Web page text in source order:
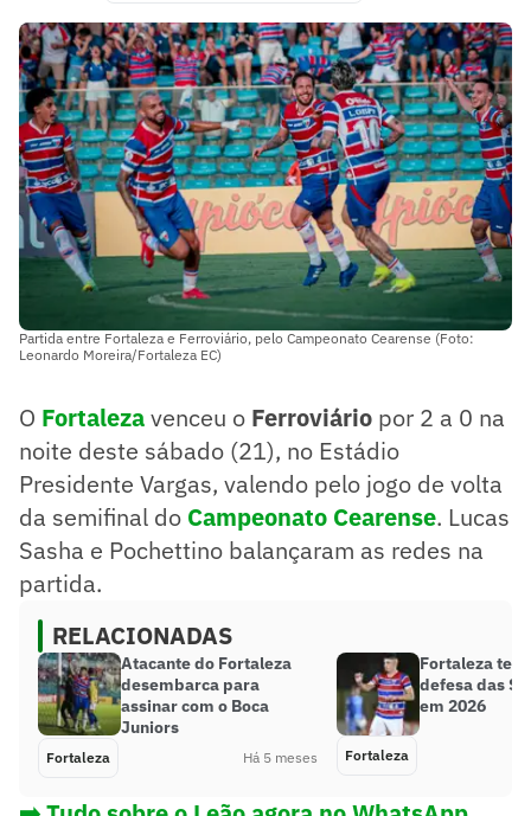
Partida entre Fortaleza e Ferroviário, pelo Campeonato Cearense (Foto:
Leonardo Moreira/Fortaleza EC)
O Fortalezavenceu o Ferroviário por 2 a 0 na
noite deste sábado (21), no Estádio
Presidente Vargas, valendo pelo jogo de volta
da semifinal do Campeonato Cearense. Lucas
Sasha e Pochettino balançaram as redes na
partida.
RELACIONADAS
Atacante do Fortaleza
desembarca para
assinar com o Boca
Juniors
Fortaleza Há 5 meses
Fortaleza
defesa das
em 2026
Fortaleza